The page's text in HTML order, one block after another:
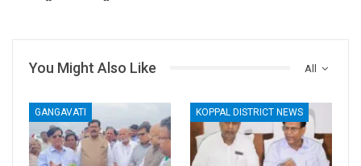
All
You Might Also Like
GANGAVATI KOPPAL DISTRICT NEWS